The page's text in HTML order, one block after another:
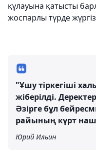
құлауына қатысты
жоспарлы түрде
"Ұшу тіркегіші
жіберілді.
Әзірге бұл
райының күрт
Юрий Ильин